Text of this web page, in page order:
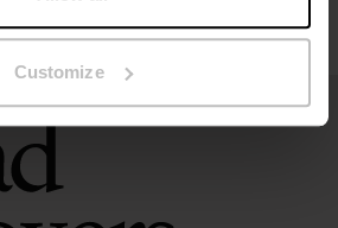
Customize